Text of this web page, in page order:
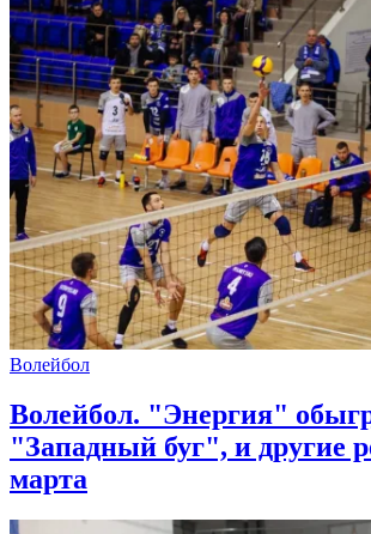
Волейбол
Волейбол. "Энергия"
"Западный буг", и другие
марта